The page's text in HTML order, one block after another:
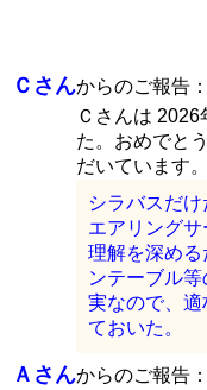
Ｃさんからのご報告：
Ｃさんは 2026
た。おめでと
だいています。
シラバスだ
エアリング
理解を深める
ンテーブル
実なので、
ておいた。
Ａさんからのご報告：